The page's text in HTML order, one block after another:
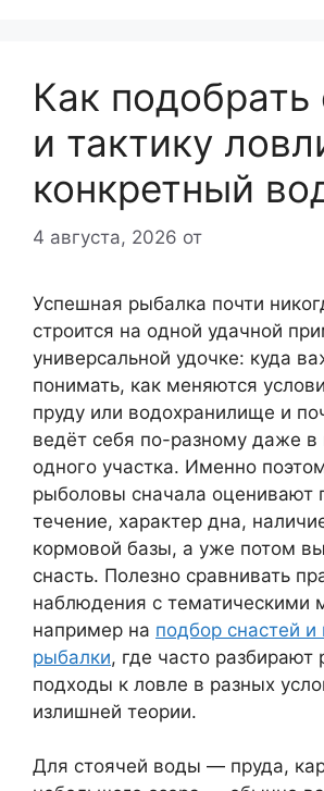
Как подобрать
и тактику
конкретный
4 августа, 2026 от
Успешная рыбалка почти
строится на одной удачной
универсальной удочке: куда
понимать, как меняются
пруду или водохранилище и
ведёт себя по-разному даже в
одного участка. Именно
рыболовы сначала оценивают
течение, характер дна,
кормовой базы, а уже потом
снасть. Полезно сравнивать
наблюдения с тематическими
например на подбор снастей
рыбалки, где часто разбирают
подходы к ловле в разных
излишней теории.
Для стоячей воды — пруда,